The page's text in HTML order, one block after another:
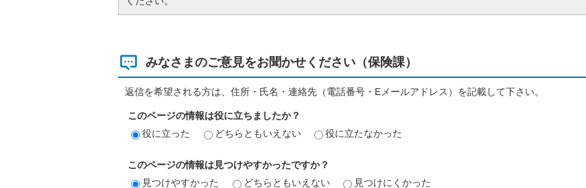
みなさまのご意見をお聞かせください（保険課）
返信を希望される方は、住所・氏名・連絡先（電話番号・Eメールアドレス）を記載して下さい。
このページの情報は役に立ちましたか？
役に立った
どちらともいえない 役に立たなかった
このページの情報は見つけやすかったですか？
見つけやすかった
どちらともいえない 見つけにくかった